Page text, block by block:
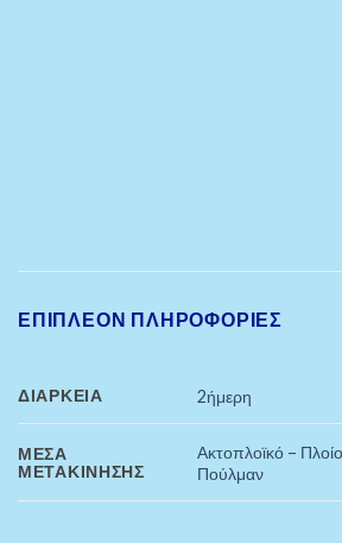
ΕΠΙΠΛΈΟΝ ΠΛΗΡΟΦΟΡΊΕΣ
ΔΙΆΡΚΕΙΑ 2ήμερη
ΜΈΣΑ
ΜΕΤΑΚΊΝΗΣΗΣ
Ακτοπλοϊκό –
Πούλμαν